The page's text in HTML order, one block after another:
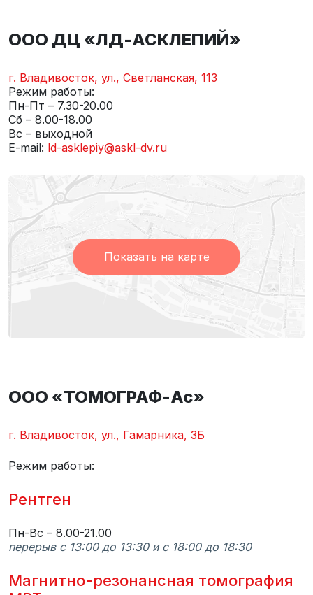
ООО ДЦ «ЛД-АСКЛЕПИЙ»
г. Владивосток, ул., Светланская, 113
Режим работы:
Пн-Пт – 7.30-20.00
Сб – 8.00-18.00
Вс – выходной
E-mail: ld-asklepiy@askl-dv.ru
Показать на карте
ООО «ТОМОГРАФ-Ас»
г. Владивосток, ул., Гамарника, 3Б
Режим работы:
Рентген
Пн-Вс – 8.00-21.00
перерыв с 13:00 до 13:30 и с 18:00 до 18:30
Магнитно-резонансная томография